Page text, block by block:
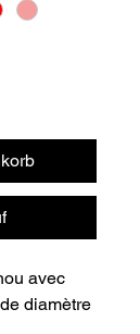
avec
diamètre